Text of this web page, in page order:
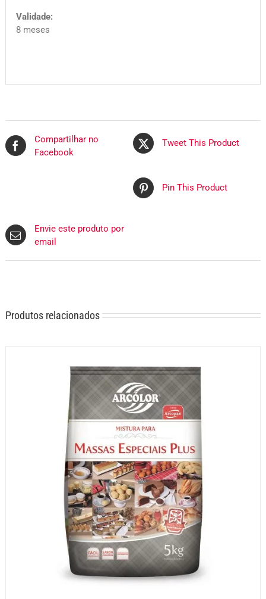
Validade:
8 meses
Compartilhar no
Facebook
Tweet This Product
Pin This Product
Envie este produto por
email
Produtos relacionados